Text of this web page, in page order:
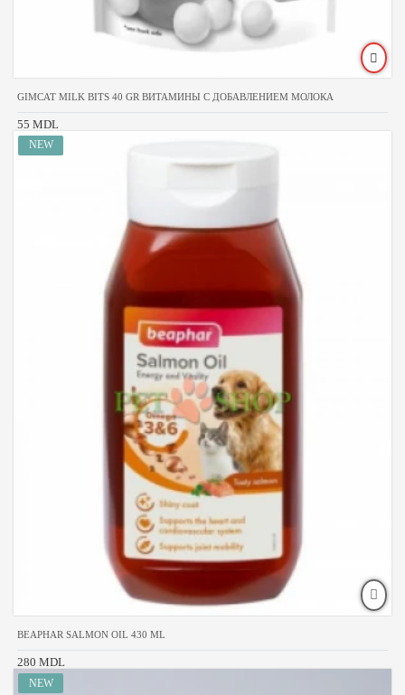
GIMCAT MILK BITS 40 GR ВИТАМИНЫ С ДОБАВЛЕНИЕМ МОЛОКА
55 MDL
BEAPHAR SALMON OIL 430 ML
280 MDL